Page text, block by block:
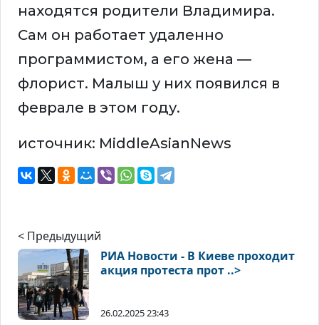
находятся родители Владимира.
Сам он работает удаленно
программистом, а его жена —
флорист. Малыш у них появился в
феврале в этом году.
источник: MiddleAsianNews
< Предыдущий
РИА Новости - В Киеве проходит
акция протеста прот ..>
26.02.2025 23:43